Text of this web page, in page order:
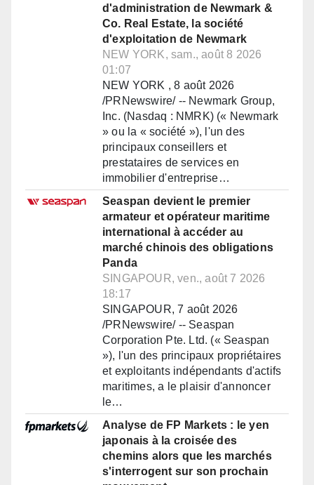
d'administration de Newmark &
Co. Real Estate, la société
d'exploitation de Newmark
NEW YORK, sam., août 8 2026
01:07
NEW YORK , 8 août 2026
/PRNewswire/ -- Newmark Group,
Inc. (Nasdaq : NMRK) (« Newmark
» ou la « société »), l'un des
principaux conseillers et
prestataires de services en
immobilier d'entreprise…
Seaspan devient le premier
armateur et opérateur maritime
international à accéder au
marché chinois des obligations
Panda
SINGAPOUR, ven., août 7 2026
18:17
SINGAPOUR, 7 août 2026
/PRNewswire/ -- Seaspan
Corporation Pte. Ltd. (« Seaspan
»), l'un des principaux propriétaires
et exploitants indépendants d'actifs
maritimes, a le plaisir d'annoncer
le…
Analyse de FP Markets : le yen
japonais à la croisée des
chemins alors que les marchés
s'interrogent sur son prochain